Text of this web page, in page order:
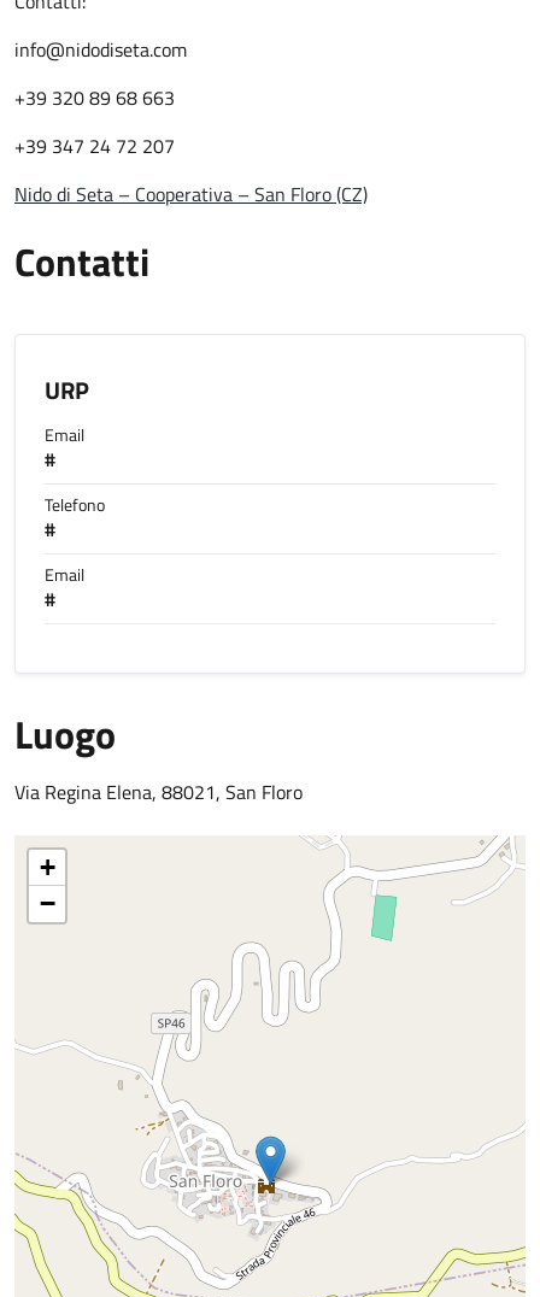
info@nidodiseta.com
+39 320 89 68 663
+39 347 24 72 207
Nido di Seta – Cooperativa – San Floro (CZ)
Contatti
URP
Email
#
Telefono
#
Email
#
Luogo
Via Regina Elena, 88021, San Floro
+
−